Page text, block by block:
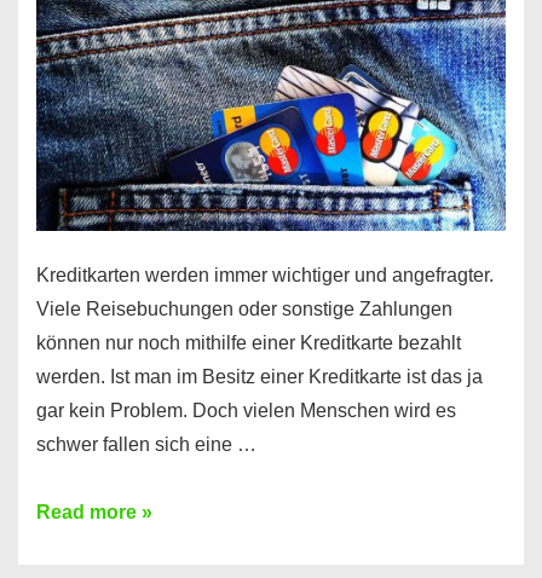
Kreditkarten werden immer wichtiger und angefragter.
Viele Reisebuchungen oder sonstige Zahlungen
können nur noch mithilfe einer Kreditkarte bezahlt
werden. Ist man im Besitz einer Kreditkarte ist das ja
gar kein Problem. Doch vielen Menschen wird es
schwer fallen sich eine …
Kreditkarte
Read more »